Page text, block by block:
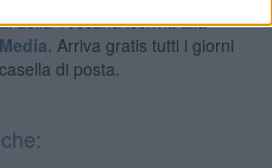
della Toscana iscriviti alla
Arriva gratis tutti i giorni
di posta.